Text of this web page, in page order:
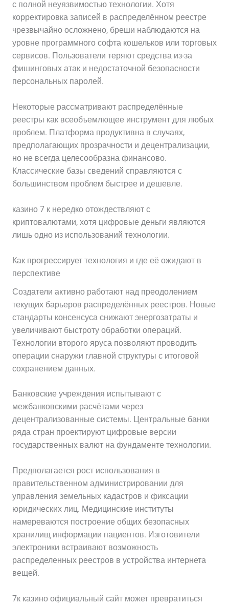
с полной неуязвимостью технологии. Хотя
корректировка записей в распределённом реестре
чрезвычайно осложнено, бреши наблюдаются на
уровне программного софта кошельков или торговых
сервисов. Пользователи теряют средства из-за
фишинговых атак и недостаточной безопасности
персональных паролей.
Некоторые рассматривают распределённые
реестры как всеобъемлющее инструмент для любых
проблем. Платформа продуктивна в случаях,
предполагающих прозрачности и децентрализации,
но не всегда целесообразна финансово.
Классические базы сведений справляются с
большинством проблем быстрее и дешевле.
казино 7 к нередко отождествляют с
криптовалютами, хотя цифровые деньги являются
лишь одно из использований технологии.
Как прогрессирует технология и где её ожидают в
перспективе
Создатели активно работают над преодолением
текущих барьеров распределённых реестров. Новые
стандарты консенсуса снижают энергозатраты и
увеличивают быстроту обработки операций.
Технологии второго яруса позволяют проводить
операции снаружи главной структуры с итоговой
сохранением данных.
Банковские учреждения испытывают с
межбанковскими расчётами через
децентрализованные системы. Центральные банки
ряда стран проектируют цифровые версии
государственных валют на фундаменте технологии.
Предполагается рост использования в
правительственном администрировании для
управления земельных кадастров и фиксации
юридических лиц. Медицинские институты
намереваются построение общих безопасных
хранилищ информации пациентов. Изготовители
электроники встраивают возможность
распределенных реестров в устройства интернета
вещей.
7к казино официальный сайт может превратиться